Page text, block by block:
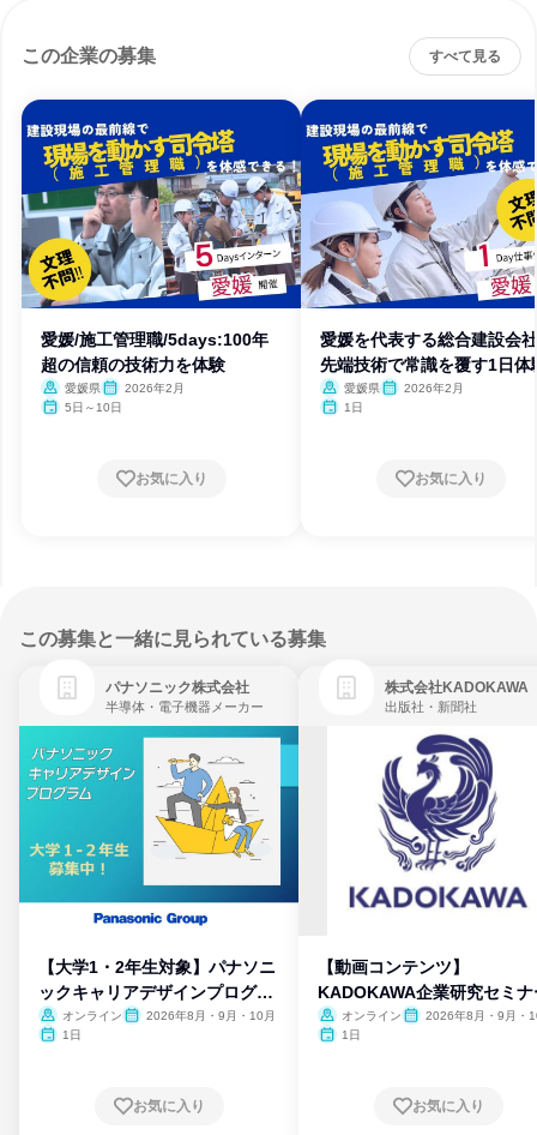
この企業の募集 すべて見る
愛媛/施工管理職/5days:100年
超の信頼の技術力を体験
愛媛県
2026年2月
5日～10日
お気に入り
愛媛を代表する総合建設会
先端技術で常識を覆す1日体
愛媛県
2026年2月
1日
お気に入り
この募集と一緒に見られている募集
パナソニック株式会社
半導体・電子機器メーカー
【大学1・2年生対象】パナソニ
ックキャリアデザインプログラ
ム
オンライン
2026年8月・9月・10月
1日
お気に入り
株式会社KADOKAWA
出版社・新聞社
【動画コンテンツ】
KADOKAWA企業研究セミナ
オンライン
2026年8月・9月・
1日
お気に入り